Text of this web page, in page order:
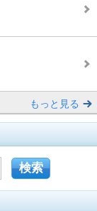
もっと見る